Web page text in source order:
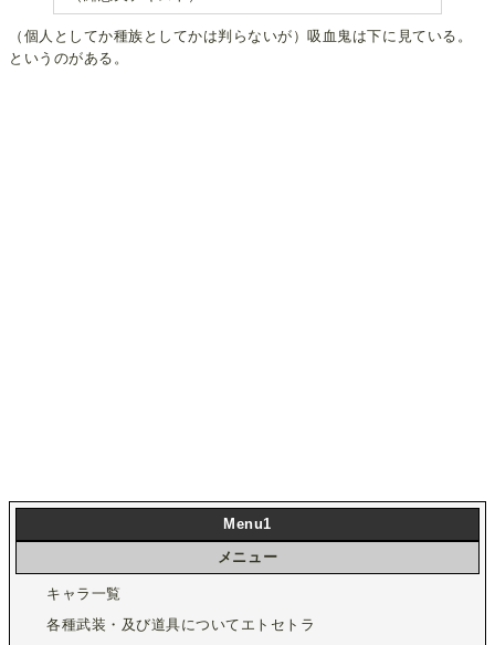
（個人としてか種族としてかは判らないが）吸血鬼は下に見ている。
というのがある。
Menu1
メニュー
キャラ一覧
各種武装・及び道具についてエトセトラ